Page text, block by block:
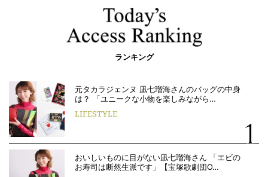
ランキング
元タカラジェンヌ 凪七瑠海さんのバッグの中身
は？ 「ユニークな小物を楽しみながら…
LIFESTYLE
おいしいものに目がない凪七瑠海さん 「エビの
お寿司は断然生派です」【宝塚歌劇団O…